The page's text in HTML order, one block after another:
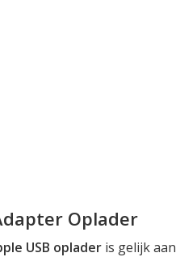
Oplader
USB oplader is gelijk